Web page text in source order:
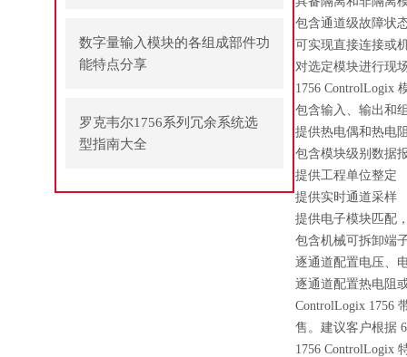
数字量输入模块的各组成部件功
能特点分享
罗克韦尔1756系列冗余系统选
型指南大全
包含通道级故障状
可实现直接连接或
对选定模块进行现
1756 ControlLogix
包含输入、输出和
提供热电偶和热电
包含模块级别数据
提供工程单位整定
提供实时通道采样
提供电子模块匹配
包含机械可拆卸端
逐通道配置电压、
逐通道配置热电阻
ControlLogix 1756
售。建议客户根据
1756 ControlLogix